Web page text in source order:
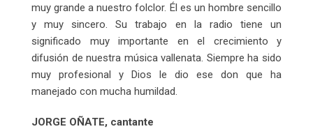
muy grande a nuestro folclor. Él es un hombre sencillo
y muy sincero. Su trabajo en la radio tiene un
significado muy importante en el crecimiento y
difusión de nuestra música vallenata. Siempre ha sido
muy profesional y Dios le dio ese don que ha
manejado con mucha humildad.
JORGE OÑATE, cantante